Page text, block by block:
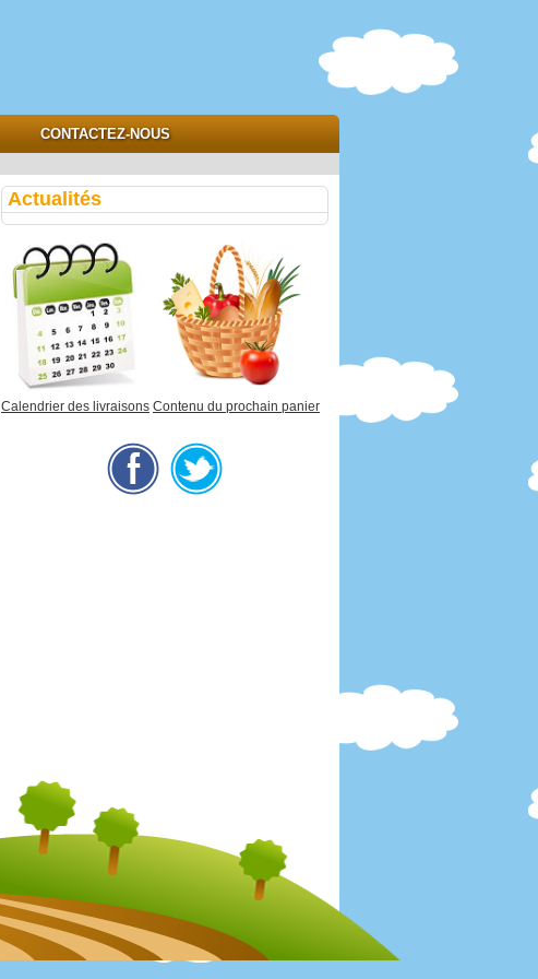
CONTACTEZ-NOUS
Actualités
Calendrier des livraisons Contenu du prochain panier